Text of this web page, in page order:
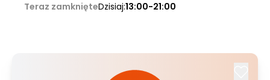
Teraz zamknięteDzisiaj:13:00-21:00